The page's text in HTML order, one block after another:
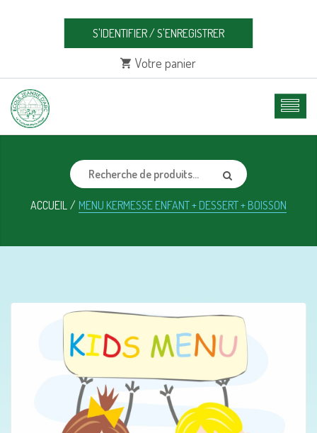
S'IDENTIFIER/S'ENREGISTRER
Votre panier
ACCUEIL MENU KERMESSE ENFANT + DESSERT + BOISSON